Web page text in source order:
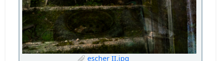
escher II.jpg